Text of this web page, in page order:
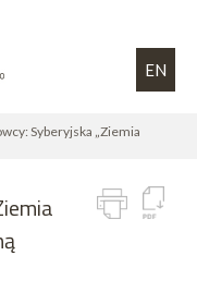
EN
Syberyjska „Ziemia